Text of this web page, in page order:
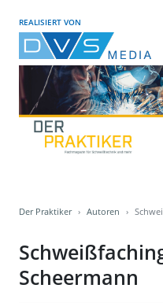
REALISIERT VON
Der Praktiker Autoren
Scheermann